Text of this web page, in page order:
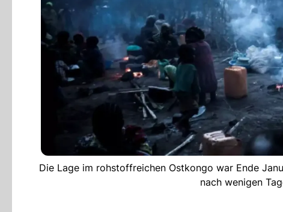
Die Lage im rohstoffreichen Ostkongo war Ende
nach wenigen